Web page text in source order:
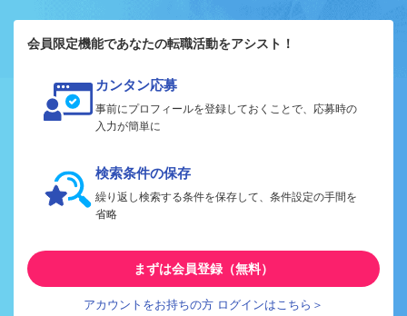
会員限定機能であなたの転職活動をアシスト！
カンタン応募
事前にプロフィールを登録しておくことで、応募時の
入力が簡単に
検索条件の保存
繰り返し検索する条件を保存して、条件設定の手間を
省略
まずは会員登録（無料）
アカウントをお持ちの方 ログインはこちら＞